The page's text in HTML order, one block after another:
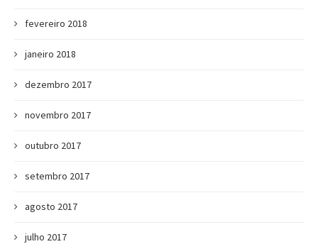
fevereiro 2018
janeiro 2018
dezembro 2017
novembro 2017
outubro 2017
setembro 2017
agosto 2017
julho 2017